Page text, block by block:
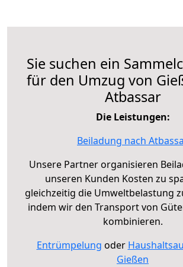
Sie suchen ein
für den Umzug von
Atbassar
Die Leistungen:
Beiladung nach
Unsere Partner organisieren
unseren Kunden Kosten zu
gleichzeitig die Umweltbelastung
indem wir den Transport von
kombinieren.
Entrümpelung oder
Gießen